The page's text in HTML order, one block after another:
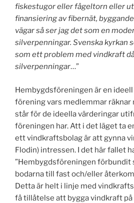
fiskestugor eller fågeltorn eller
finansiering av fibernät,
vägar så ser jag det som en
silverpenningar. Svenska kyrkan
som ett problem med vindkraft
silverpenningar…”
Hembygdsföreningen är en
förening vars medlemmar
står för de ideella värderingar
föreningen har. Att i det läget ta
ett vindkraftsbolag är att gynna
Flodin) intressen. I det här fallet
”Hembygdsföreningen förbundit
bodarna till fast och/eller
Detta är helt i linje med
få tillåtelse att bygga vindkraft